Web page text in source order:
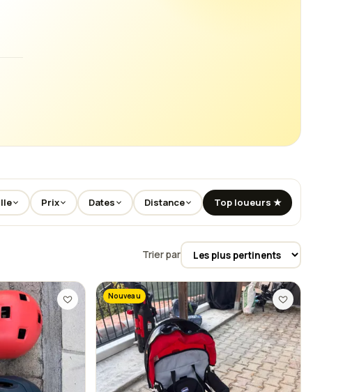
Prix Dates Distance Top loueurs ★
Trier par
Nouveau